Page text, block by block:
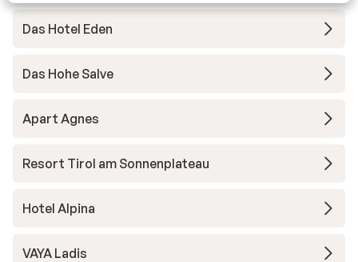
Das Hotel Eden
Das Hohe Salve
Apart Agnes
Resort Tirol am Sonnenplateau
Hotel Alpina
VAYA Ladis